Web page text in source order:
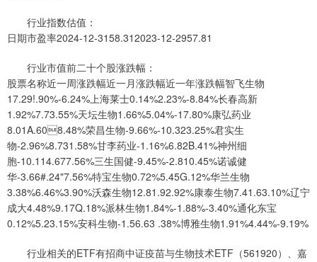
行业指数估值：
日期市盈率2024-12-3158.312023-12-2957.81
行业市值前二十个股涨跌幅：
股票名称近一周涨跌幅近一月涨跌幅近一年涨跌幅智飞生物
17.29!.90%-6.24%上海莱士0.14%2.23%-8.84%长春高新
1.92%7.73.55%天坛生物1.66%5.04%-17.80%康弘药业
8.01A.608.48%荣昌生物-9.66%-10.323.25%君实生
物-2.96%8.731.58%甘李药业-1.16%6.82B.41%神州细
胞-10.114.677.56%三生国健-9.45%-2.810.45%诺诚健
华-3.66#.24"7.56%特宝生物0.72%5.45G.12%华兰生物
3.38%6.46%3.90%沃森生物12.81.92.92%康泰生物7.41.63.10%辽宁
成大4.48%9.17Q.18%派林生物1.84%-1.88%-3.40%通化东宝
0.12%5.23.15%安科生物-1.56.63 .38%博雅生物1.91%4.44%-9.19%
行业相关的ETF有招商中证疫苗与生物技术ETF（561920）、嘉